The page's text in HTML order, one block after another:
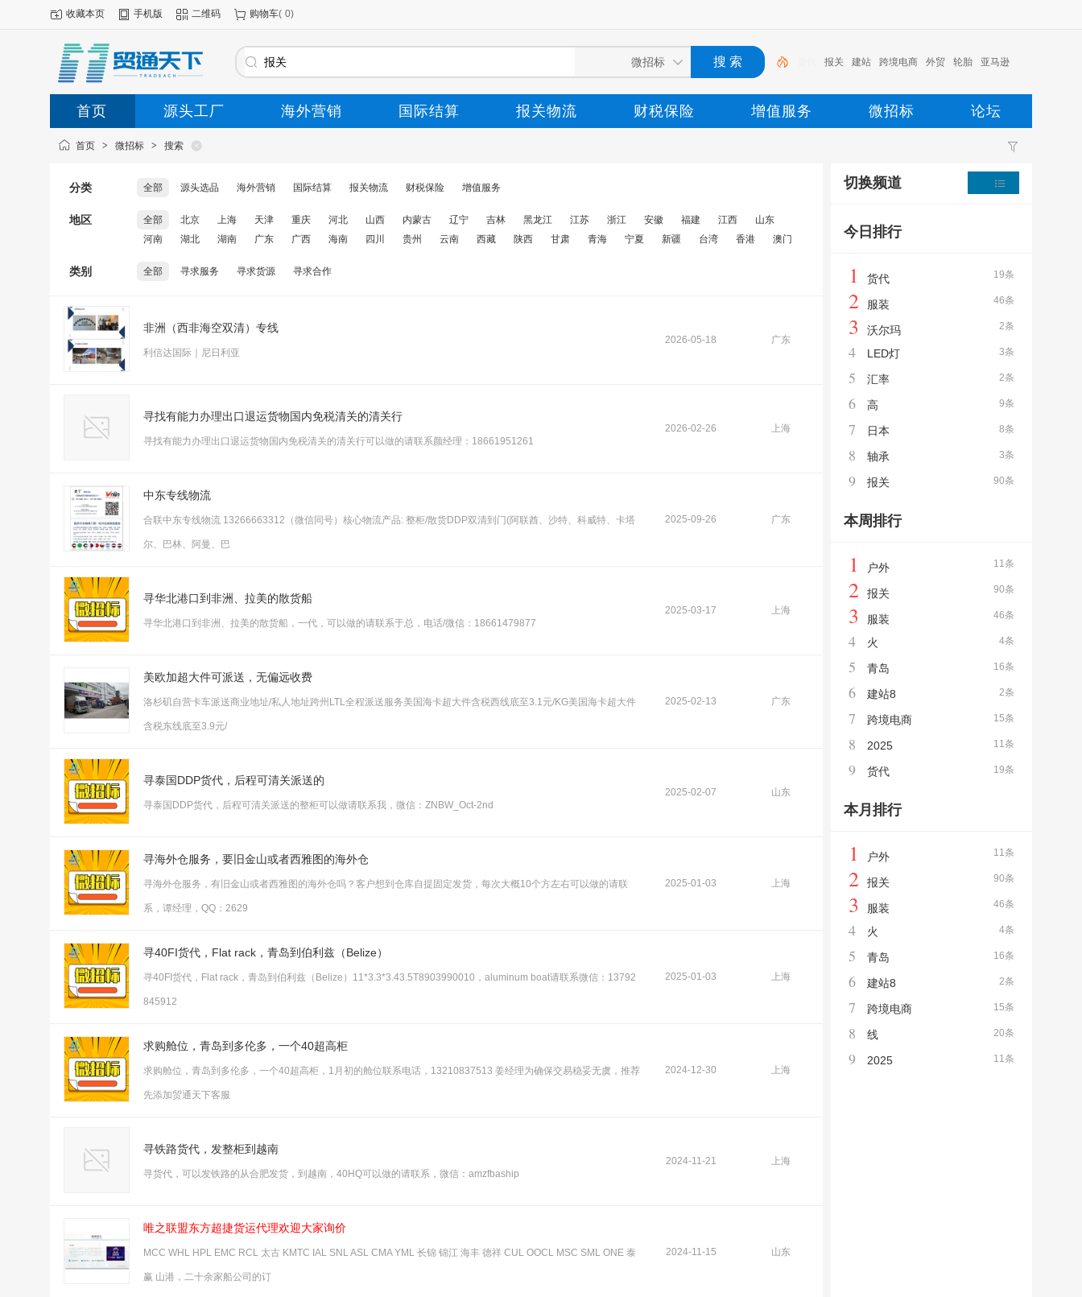
收藏本页 手机版 二维码 购物车( 0)
建站 跨境电商 外贸 轮胎 亚马逊 服装
俄罗斯 工艺品 货代
首页 源头工厂 海外营销 国际结算 报关物流 财税保险 增值服务 微招标 论坛
首页 > 微招标 > 搜索
分类 全部 源头选品 海外营销 国际结算 报关物流 财税保险 增值服务
地区 全部 北京 上海 天津 重庆 河北 山西 内蒙古 辽宁 吉林 黑龙江 江苏 浙江 安徽 福建 江西
山东
河南
湖北 湖南 广东 广西 海南 四川 贵州 云南 西藏 陕西 甘肃 青海 宁夏 新疆 台湾 香港 澳门
类别 全部 寻求服务 寻求货源 寻求合作
非洲（西非海空双清）专线
利信达国际｜尼日利亚
2026-05-18 广东
寻找有能力办理出口退运货物国内免税清关的清关行
寻找有能力办理出口退运货物国内免税清关的清关行可以做的请联系颜经理：18661951261
2026-02-26 上海
中东专线物流
合联中东专线物流 13266663312（微信同号）核心物流产品: 整柜/散货DDP双清到门(阿联酋、沙特、科威特、卡塔
尔、巴林、阿曼、巴
2025-09-26 广东
寻华北港口到非洲、拉美的散货船
寻华北港口到非洲、拉美的散货船，一代，可以做的请联系于总，电话/微信：18661479877
2025-03-17 上海
美欧加超大件可派送，无偏远收费
洛杉矶自营卡车派送商业地址/私人地址跨州LTL全程派送服务美国海卡超大件含税西线底至3.1元/KG美国海卡超大件
含税东线底至3.9元/
2025-02-13 广东
寻泰国DDP货代，后程可清关派送的
寻泰国DDP货代，后程可清关派送的整柜可以做请联系我，微信：ZNBW_Oct-2nd
2025-02-07 山东
寻海外仓服务，要旧金山或者西雅图的海外仓
寻海外仓服务，有旧金山或者西雅图的海外仓吗？客户想到仓库自提固定发货，每次大概10个方左右可以做的请联
系，谭经理，QQ：2629
2025-01-03 上海
寻40FI货代，Flat rack，青岛到伯利兹（Belize）
寻40FI货代，Flat rack，青岛到伯利兹（Belize）11*3.3*3.43.5T8903990010，aluminum boat请联系微信：13792
845912
2025-01-03 上海
求购舱位，青岛到多伦多，一个40超高柜
求购舱位，青岛到多伦多，一个40超高柜，1月初的舱位联系电话，13210837513 姜经理为确保交易稳妥无虞，推荐
先添加贸通天下客服
2024-12-30 上海
寻铁路货代，发整柜到越南
寻货代，可以发铁路的从合肥发货，到越南，40HQ可以做的请联系，微信：amzfbaship
2024-11-21 上海
唯之联盟东方超捷货运代理欢迎大家询价
MCC WHL HPL EMC RCL 太古 KMTC IAL SNL ASL CMA YML 长锦 锦江 海丰 德祥 CUL OOCL MSC SML ONE 泰
赢 山港，二十余家船公司的订
2024-11-15 山东
切换频道
今日排行
19条
1 货代
46条
2 服装
2条
3 沃尔玛
3条
4 LED灯
2条
5 汇率
9条
6 高
8条
7 日本
3条
8 轴承
90条
9 报关
本周排行
11条
1 户外
90条
2 报关
46条
3 服装
4条
4 火
16条
5 青岛
2条
6 建站8
15条
7 跨境电商
11条
8 2025
19条
9 货代
本月排行
11条
1 户外
90条
2 报关
46条
3 服装
4条
4 火
16条
5 青岛
2条
6 建站8
15条
7 跨境电商
20条
8 线
11条
9 2025